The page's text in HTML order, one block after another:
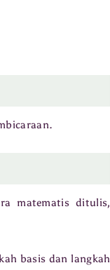
matematis ditulis,
basis dan langkah